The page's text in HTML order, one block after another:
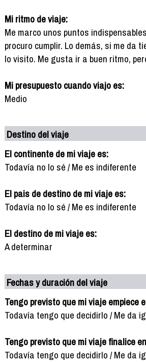
Mi ritmo de viaje:
Me marco unos puntos
procuro cumplir. Lo demás, si me da
lo visito. Me gusta ir a buen ritmo,
Mi presupuesto cuando viajo es:
Medio
Destino del viaje
El continente de mi viaje es:
Todavía no lo sé / Me es indiferente
El pais de destino de mi viaje es:
Todavía no lo sé / Me es indiferente
El destino de mi viaje es:
A determinar
Fechas y duración del viaje
Tengo previsto que mi viaje empiece
Todavía tengo que decidirlo / Me da
Tengo previsto que mi viaje finalice
Todavía tengo que decidirlo / Me da